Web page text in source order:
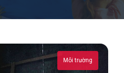
Môi trường